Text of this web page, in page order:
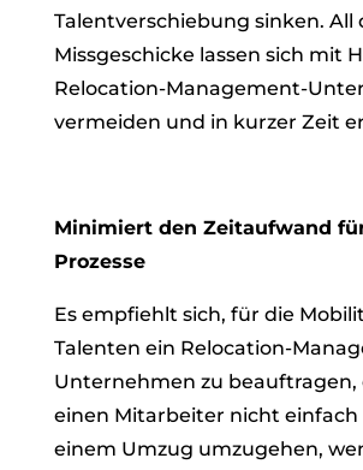
Talentverschiebung sinken. All
Missgeschicke lassen sich mit
Relocation-Management-
vermeiden und in kurzer Zeit
Minimiert den Zeitaufwand
Prozesse
Es empfiehlt sich, für die
Talenten ein Relocation-
Unternehmen zu beauftragen,
einen Mitarbeiter nicht einfach
einem Umzug umzugehen,